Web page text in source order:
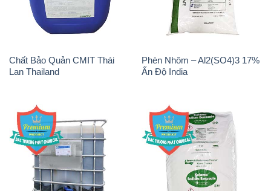
Chất Bảo Quản CMIT Thái
Lan Thailand
Phèn Nhôm – Al2(SO4)3 17%
Ấn Độ India